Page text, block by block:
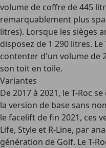
volume de coffre de 445
remarquablement plus
litres). Lorsque les sièges
disposez de 1 290 litres.
contenter d'un volume de
son toit en toile.
Variantes
De 2017 à 2021, le T-Roc
la version de base sans
le facelift de fin 2021, ces
Life, Style et R-Line, par
génération de Golf. Le T-